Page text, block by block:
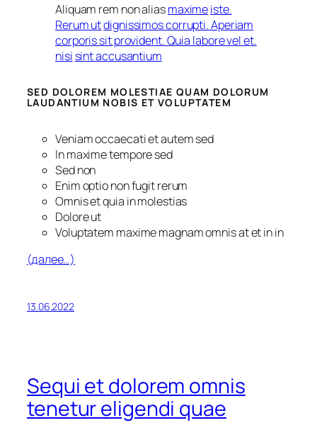
Aliquam rem non aliasmaximeiste.
Rerum utdignissimos corrupti. Aperiam
corporis sit provident. Quia labore vel et.
nisi sint accusantium
SED DOLOREM MOLESTIAE QUAM DOLORUM
LAUDANTIUM NOBIS ET VOLUPTATEM
Veniam occaecati et autem sed
In maxime tempore sed
Sed non
Enim optio non fugit rerum
Omnis et quia in molestias
Dolore ut
Voluptatem maxime magnam omnis at et in in
(далее…)
13.06.2022
Sequi et dolorem omnis
tenetur eligendi quae